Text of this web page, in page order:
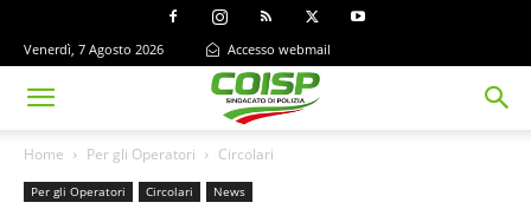
Venerdì, 7 Agosto 2026 Accesso webmail
Home Per gli Operatori Circolari
Per gli Operatori Circolari News